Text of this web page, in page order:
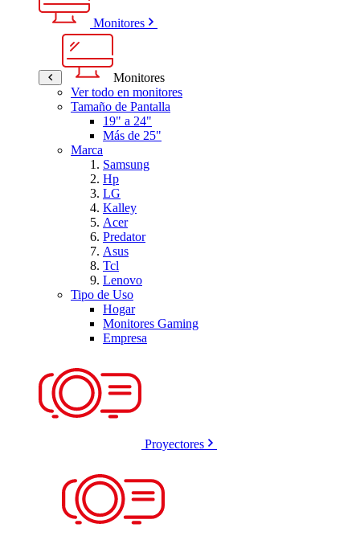
Monitores
Monitores
Ver todo en monitores
Tamaño de Pantalla
19" a 24"
Más de 25"
Marca
Samsung
Hp
LG
Kalley
Acer
Predator
Asus
Tcl
Lenovo
Tipo de Uso
Hogar
Monitores Gaming
Empresa
Proyectores